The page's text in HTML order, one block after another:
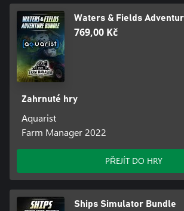
Waters & Fields
769,00 Kč
Zahrnuté hry
Aquarist
Farm Manager 2022
PŘEJÍT DO HRY
Ships Simulator Bundle